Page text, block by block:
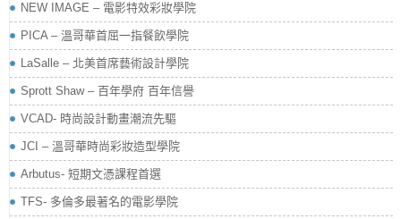
NEW IMAGE – 電影特效彩妝學院
PICA – 溫哥華首屈一指餐飲學院
LaSalle – 北美首席藝術設計學院
Sprott Shaw – 百年學府 百年信譽
VCAD- 時尚設計動畫潮流先驅
JCI – 溫哥華時尚彩妝造型學院
Arbutus- 短期文憑課程首選
TFS- 多倫多最著名的電影學院